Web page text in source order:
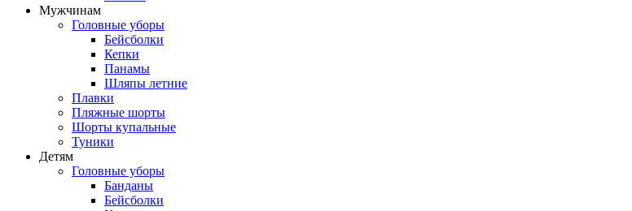
Мужчинам
Головные уборы
Бейсболки
Кепки
Панамы
Шляпы летние
Плавки
Пляжные шорты
Шорты купальные
Туники
Детям
Головные уборы
Банданы
Бейсболки